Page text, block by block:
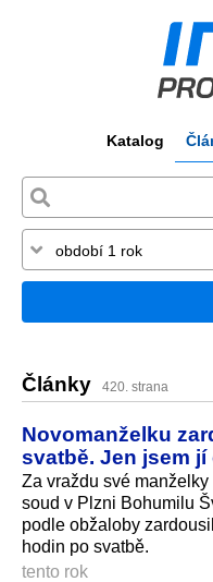
Katalog
Články 420. strana
Novomanželku
svatbě. Jen jsem
Za vraždu své
soud v Plzni Bohumilu
podle obžaloby
hodin po svatbě.
tento rok